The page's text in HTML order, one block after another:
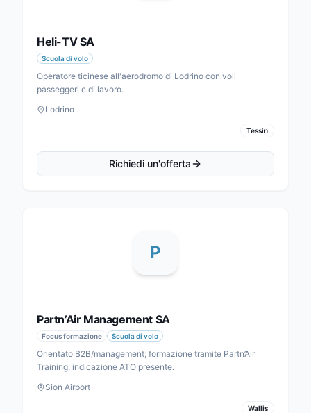
Heli-TV SA
Scuola di volo
Operatore ticinese all'aerodromo di Lodrino con voli
passeggeri e di lavoro.
Lodrino
Tessin
Richiedi un'offerta
P
Partn’Air Management SA
Focus formazione Scuola di volo
Orientato B2B/management; formazione tramite Partn’Air
Training, indicazione ATO presente.
Sion Airport
Wallis